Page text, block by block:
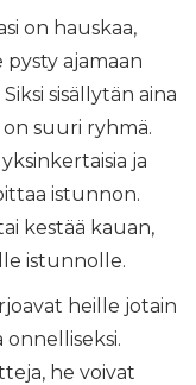
on hauskaa,
ajamaan
sisällytän aina
suuri ryhmä.
​​ja
istunnon.
kestää kauan,
istunnolle.
heille jotain
he voivat